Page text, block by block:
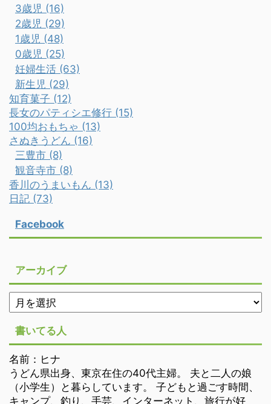
3歳児 (16)
2歳児 (29)
1歳児 (48)
0歳児 (25)
妊婦生活 (63)
新生児 (29)
知育菓子 (12)
長女のパティシエ修行 (15)
100均おもちゃ (13)
さぬきうどん (16)
三豊市 (8)
観音寺市 (8)
香川のうまいもん (13)
日記 (73)
Facebook
アーカイブ
書いてる人
名前：ヒナ
うどん県出身、東京在住の40代主婦。 夫と二人の娘
（小学生）と暮らしています。 子どもと過ごす時間、
キャンプ、釣り、手芸、インターネット、旅行が好